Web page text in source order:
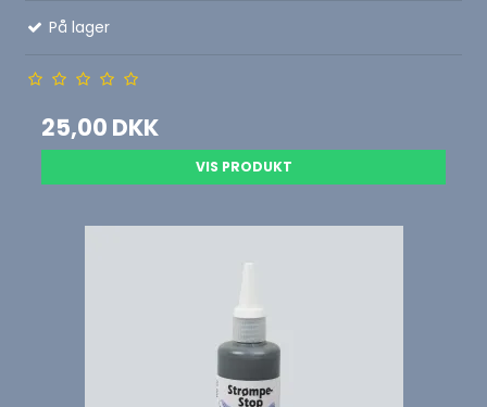
På lager
25,00 DKK
VIS PRODUKT